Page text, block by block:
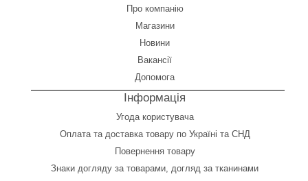
Про компанію
Магазини
Новини
Вакансії
Допомога
Інформація
Угода користувача
Оплата та доставка товару по Україні та СНД
Повернення товару
Знаки догляду за товарами, догляд за тканинами